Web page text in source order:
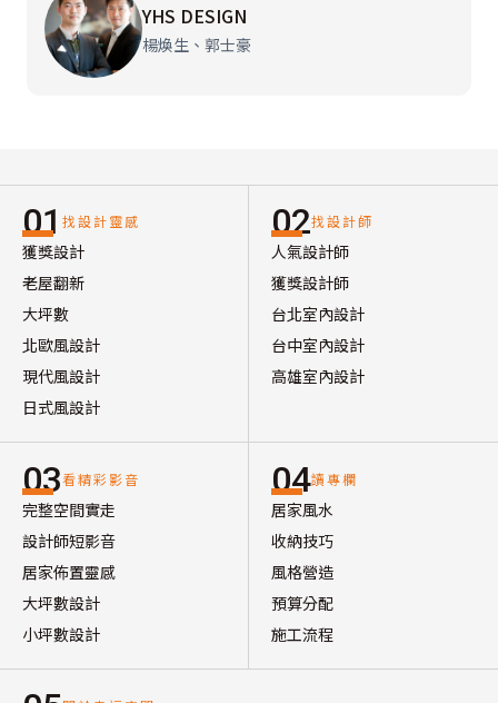
YHS DESIGN
楊煥生、郭士豪
01 找設計靈感
獲獎設計
老屋翻新
大坪數
北歐風設計
現代風設計
日式風設計
02找設計師
人氣設計師
獲獎設計師
台北室內設計
台中室內設計
高雄室內設計
03看精彩影音
完整空間實走
設計師短影音
居家佈置靈感
大坪數設計
小坪數設計
04讀專欄
居家風水
收納技巧
風格營造
預算分配
施工流程